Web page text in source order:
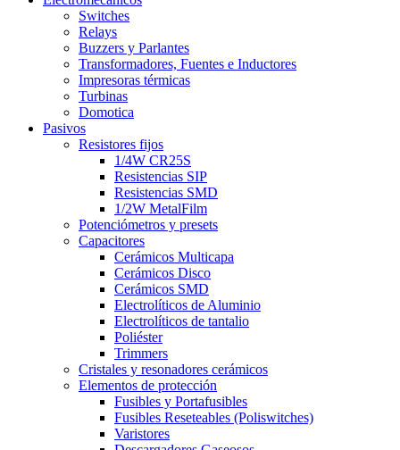
Switches
Relays
Buzzers y Parlantes
Transformadores, Fuentes e Inductores
Impresoras térmicas
Turbinas
Domotica
Pasivos
Resistores fijos
1/4W CR25S
Resistencias SIP
Resistencias SMD
1/2W MetalFilm
Potenciómetros y presets
Capacitores
Cerámicos Multicapa
Cerámicos Disco
Cerámicos SMD
Electrolíticos de Aluminio
Electrolíticos de tantalio
Poliéster
Trimmers
Cristales y resonadores cerámicos
Elementos de protección
Fusibles y Portafusibles
Fusibles Reseteables (Poliswitches)
Varistores